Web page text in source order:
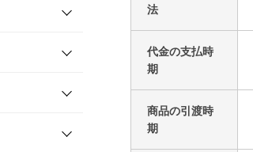
法
代金の支払時
期
商品の引渡時
期